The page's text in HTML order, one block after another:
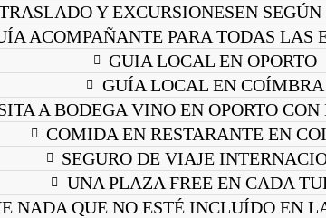
Y EXCURSIONESEN
ACOMPAÑANTE PARA TODAS LAS
GUIA LOCAL EN OPORTO
GUÍA LOCAL EN COÍMBRA
A BODEGA VINO EN OPORTO CON
COMIDA EN RESTARANTE EN
SEGURO DE VIAJE
UNA PLAZA FREE EN CADA
NADA QUE NO ESTÉ INCLUÍDO EN